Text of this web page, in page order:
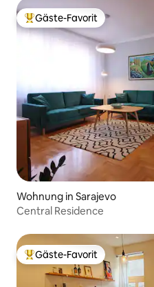
Beliebter Gäste-Favorit.
Gäste-Favorit
Wohnung in Sarajevo
Central Residence
Beliebter Gäste-Favorit.
Gäste-Favorit